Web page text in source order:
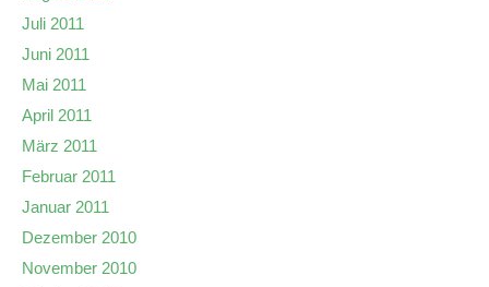
Juli 2011
Juni 2011
Mai 2011
April 2011
März 2011
Februar 2011
Januar 2011
Dezember 2010
November 2010